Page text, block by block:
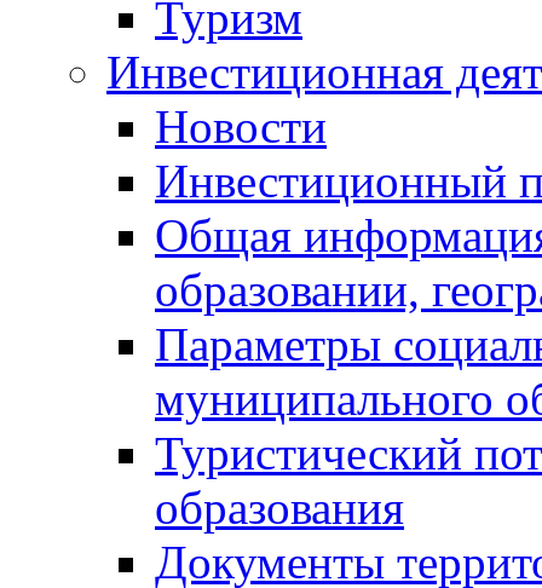
Туризм
Инвестиционная
Новости
Инвестиционный
Общая
образовании,
Параметры
муниципального
Туристический
образования
Документы